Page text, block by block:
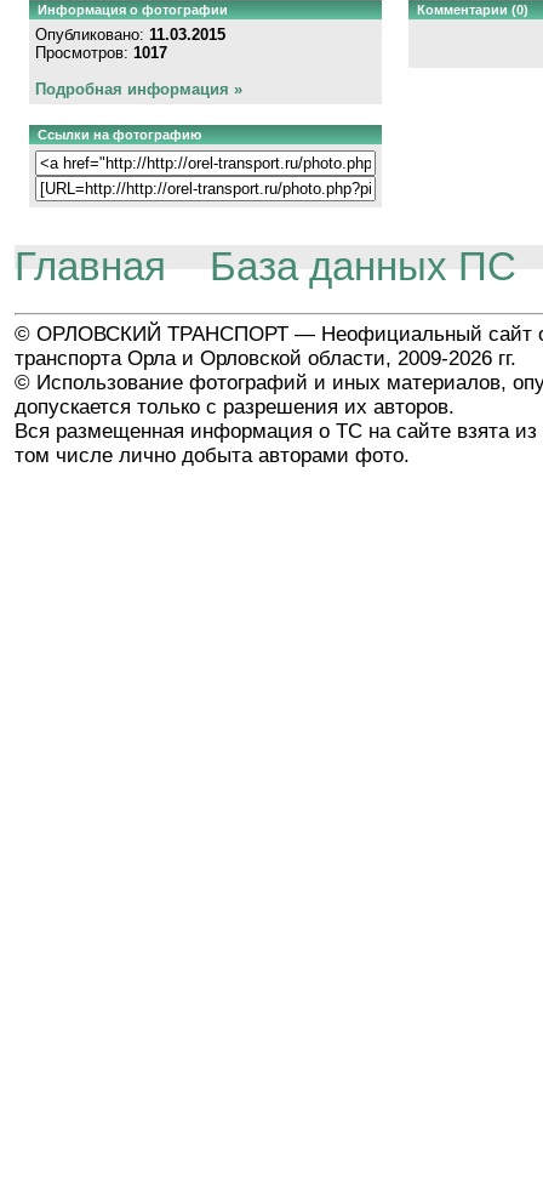
Информация о фотографии
Опубликовано: 11.03.2015
Просмотров: 1017
Подробная информация »
Ссылки на фотографию
Комментарии (0)
Главная База данных ПС
© ОРЛОВСКИЙ ТРАНСПОРТ — Неофициальный сайт
транспорта Орла и Орловской области, 2009-2026 гг.
© Использование фотографий и иных материалов,
допускается только с разрешения их авторов.
Вся размещенная информация о ТС на сайте взята из
том числе лично добыта авторами фото.